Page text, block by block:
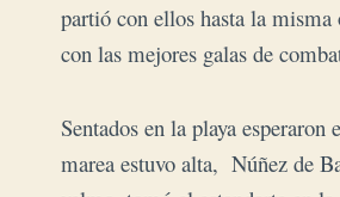
partió con ellos hasta la
con las mejores galas de
Sentados en la playa
marea estuvo alta, Núñez de